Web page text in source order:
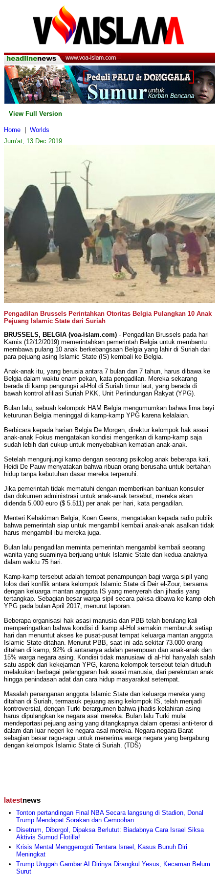
View Full Version
Home
Worlds
Jum'at, 13 Dec 2019
Pengadilan Brussels Perintahkan Otoritas Belgia Pulangkan 10 Anak
Pejuang Islamic State dari Suriah
BRUSSELS, BELGIA (voa-islam.com) - Pengadilan Brussels pada hari
Kamis (12/12/2019) memerintahkan pemerintah Belgia untuk membantu
membawa pulang 10 anak berkebangsaan Belgia yang lahir di Suriah dari
para pejuang asing Islamic State (IS) kembali ke Belgia.
Anak-anak itu, yang berusia antara 7 bulan dan 7 tahun, harus dibawa ke
Belgia dalam waktu enam pekan, kata pengadilan. Mereka sekarang
berada di kamp pengungsi al-Hol di Suriah timur laut, yang berada di
bawah kontrol afiliasi Suriah PKK, Unit Perlindungan Rakyat (YPG).
Bulan lalu, sebuah kelompok HAM Belgia mengumumkan bahwa lima bayi
keturunan Belgia meninggal di kamp-kamp YPG karena kelalaian.
Berbicara kepada harian Belgia De Morgen, direktur kelompok hak asasi
anak-anak Fokus mengatakan kondisi mengerikan di kamp-kamp saja
sudah lebih dari cukup untuk menyebabkan kematian anak-anak.
Setelah mengunjungi kamp dengan seorang psikolog anak beberapa kali,
Heidi De Pauw menyatakan bahwa ribuan orang berusaha untuk bertahan
hidup tanpa kebutuhan dasar mereka terpenuhi.
Jika pemerintah tidak mematuhi dengan memberikan bantuan konsuler
dan dokumen administrasi untuk anak-anak tersebut, mereka akan
didenda 5.000 euro ($ 5.511) per anak per hari, kata pengadilan.
Menteri Kehakiman Belgia, Koen Geens, mengatakan kepada radio publik
bahwa pemerintah siap untuk mengambil kembali anak-anak asalkan tidak
harus mengambil ibu mereka juga.
Bulan lalu pengadilan meminta pemerintah mengambil kembali seorang
wanita yang suaminya berjuang untuk Islamic State dan kedua anaknya
dalam waktu 75 hari.
Kamp-kamp tersebut adalah tempat penampungan bagi warga sipil yang
lolos dari konflik antara kelompok Islamic State di Deir el-Zour, bersama
dengan keluarga mantan anggota IS yang menyerah dan jihadis yang
tertangkap. Sebagian besar warga sipil secara paksa dibawa ke kamp oleh
YPG pada bulan April 2017, menurut laporan.
Beberapa organisasi hak asasi manusia dan PBB telah berulang kali
memperingatkan bahwa kondisi di kamp al-Hol semakin memburuk setiap
hari dan menuntut akses ke pusat-pusat tempat keluarga mantan anggota
Islamic State ditahan. Menurut PBB, saat ini ada sekitar 73.000 orang
ditahan di kamp, ​​92% di antaranya adalah perempuan dan anak-anak dan
15% warga negara asing. Kondisi tidak manusiawi di al-Hol hanyalah salah
satu aspek dari kekejaman YPG, karena kelompok tersebut telah dituduh
melakukan berbagai pelanggaran hak asasi manusia, dari perekrutan anak
hingga penindasan adat dan cara hidup masyarakat setempat.
Masalah penanganan anggota Islamic State dan keluarga mereka yang
ditahan di Suriah, termasuk pejuang asing kelompok IS, telah menjadi
kontroversial, dengan Turki berargumen bahwa jihadis kelahiran asing
harus dipulangkan ke negara asal mereka. Bulan lalu Turki mulai
mendeportasi pejuang asing yang ditangkapnya dalam operasi anti-teror di
dalam dan luar negeri ke negara asal mereka. Negara-negara Barat
sebagian besar ragu-ragu untuk menerima warga negara yang bergabung
dengan kelompok Islamic State di Suriah. (TDS)
latestnews
Tonton pertandingan Final NBA Secara langsung di Stadion, Donal
Trump Mendapat Sorakan dan Cemoohan
Disetrum, Diborgol, Dipaksa Berlutut: Biadabnya Cara Israel Siksa
Aktivis Sumud Flotilla!
Krisis Mental Menggerogoti Tentara Israel, Kasus Bunuh Diri
Meningkat
Trump Unggah Gambar AI Dirinya Dirangkul Yesus, Kecaman Belum
Surut